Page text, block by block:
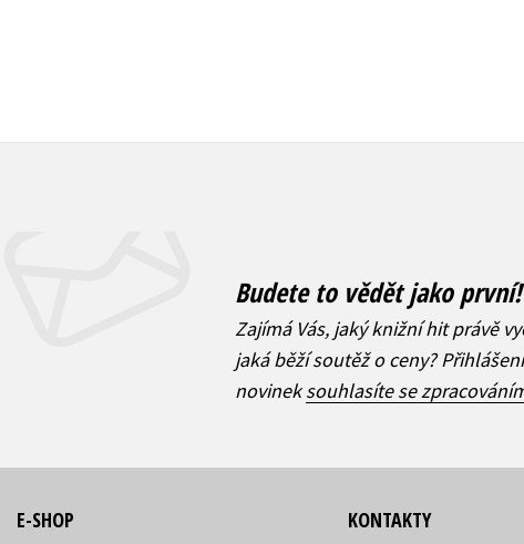
Budete to vědět jako první!
Zajímá Vás, jaký knižní hit právě
jaká běží soutěž o ceny?
novineksouhlasíte se
E-SHOP KONTAKTY